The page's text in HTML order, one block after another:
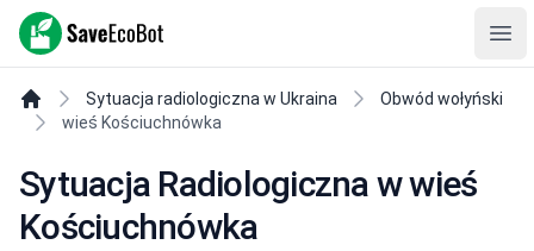
SaveEcoBot
Sytuacja radiologiczna w Ukraina
Obwód wołyński
wieś Kościuchnówka
Sytuacja Radiologiczna w wieś
Kościuchnówka